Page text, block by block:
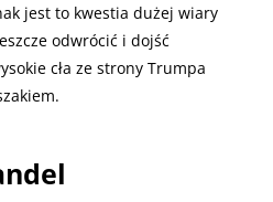
jest to kwestia dużej wiary
odwrócić i dojść
cła ze strony Trumpa